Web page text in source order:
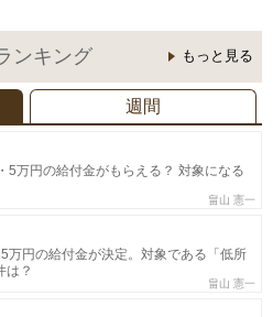
ンキング もっと見る
週間
5万円の給付金がもらえる？ 対象になる
畠山 憲一
万円の給付金が決定。対象である「低所
は？
畠山 憲一